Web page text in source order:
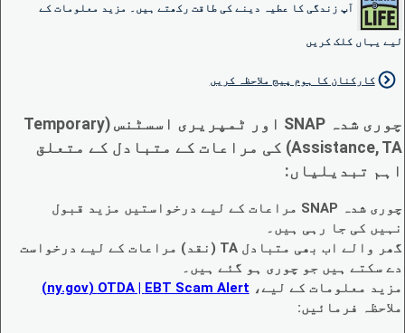
آپ زندگی کا عطیہ دینے کی طاقت رکھتے ہیں۔ مزید معلومات کے
لیے یہاں کلک کریں
کارکنان کا ہوم پیج ملاحظہ کریں
چوری شدہ SNAP اور ٹمپریری اسسٹنس (Temporary
Assistance, TA) کی مراعات کے متبادل کے متعلق
اہم تبدیلیاں:
چوری شدہ SNAP مراعات کے لیے درخواستیں مزید قبول
نہیں کی جا رہی ہیں۔
گھر والے اب بھی متبادل TA (نقد) مراعات کے لیے درخواست
دے سکتے ہیں جو چوری ہو گئے ہیں۔
مزید معلومات کے لیے، EBT Scam Alert ‏| OTDA ‏(ny.gov)
ملاحظہ فرمائیں: